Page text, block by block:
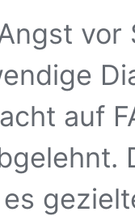
vor
auf